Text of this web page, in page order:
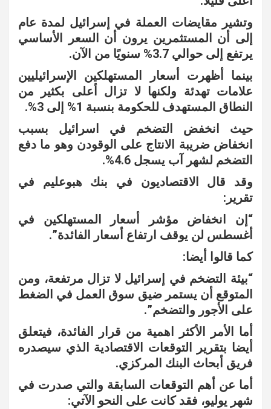
وتشير مقايضات العملة في إسرائيل لمدة عام
إلى أن المستثمرين يرون أن السعر الأساسي
يرتفع إلى حوالي 3.7% سنويًا من الآن.
بينما أظهرت أسعار المستهلكين الإسرائيليين
علامات تهدئة ولكنها لا تزال أعلى بكثير من
النطاق المستهدف للحكومة بنسبة 1% إلى 3%.
حيث انخفض التضخم في اسرائيل بسبب
انخفاض ضريبة الانتاج على الوقودن وهو ما دفع
التضخم لشهر آب يسجل 4.6%.
وقد قال الاقتصاديون في بنك هبوعليم في
تقرير:
“إن انخفاض مؤشر أسعار المستهلكين في
أغسطس لن يوقف ارتفاع أسعار الفائدة”.
كما قالوا أيضا:
“بيئة التضخم في إسرائيل لا تزال مرتفعة، ومن
المتوقع أن يستمر ضيق سوق العمل في الضغط
على الأجور والتضخم”.
أما الأمر الأكثر اهمية من قرار الفائدة، فيتعلق
أيضا بتقرير التوقعات الاقتصادية الذي سيصدره
فريق أبحاث البنك المركزي.
أما عن أهم التوقعات السابقة والتي صدرت في
شهر يوليو، فقد كانت على النحو الآتي: